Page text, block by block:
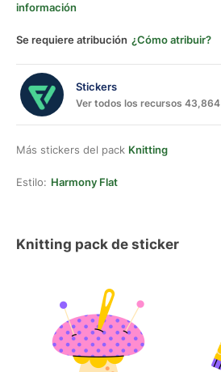
información
Se requiere atribución ¿Cómo atribuir?
Stickers
Ver todos los recursos 43,864
Más stickers del pack Knitting
Estilo: Harmony Flat
Knitting pack de sticker